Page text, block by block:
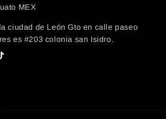
MEX
ciudad de León Gto en calle paseo
es #203 colonia san Isidro.